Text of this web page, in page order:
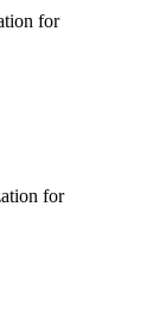
for
for